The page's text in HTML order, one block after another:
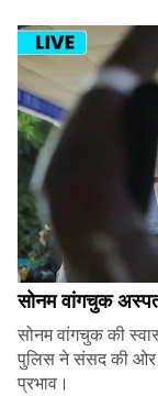
सोनम वांगचुक
सोनम वांगचुक की
पुलिस ने संसद की ओर
प्रभाव।